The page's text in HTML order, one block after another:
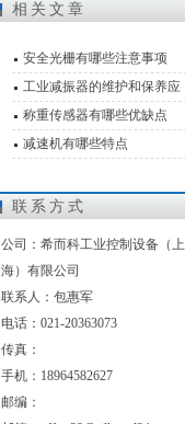
相关文章
安全光栅有哪些注意事项
工业减振器的维护和保养应
该怎么做
称重传感器有哪些优缺点
减速机有哪些特点
联系方式
公司：希而科工业控制设备（上
海）有限公司
联系人：包惠军
电话：021-20363073
传真：
手机：18964582627
邮编：